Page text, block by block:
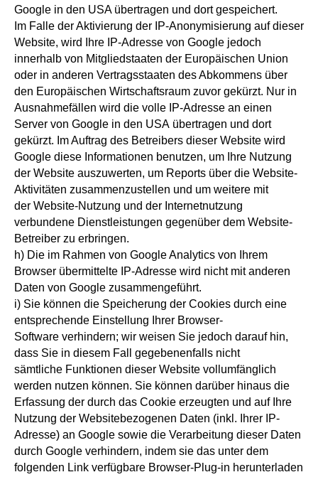
Google in den USA übertragen und dort gespeichert.
Im Falle der Aktivierung der IP-Anonymisierung auf dieser
Website, wird Ihre IP-Adresse von Google jedoch
innerhalb von Mitgliedstaaten der Europäischen Union
oder in anderen Vertragsstaaten des Abkommens über
den Europäischen Wirtschaftsraum zuvor gekürzt. Nur in
Ausnahmefällen wird die volle IP-Adresse an einen
Server von Google in den USA übertragen und dort
gekürzt. Im Auftrag des Betreibers dieser Website wird
Google diese Informationen benutzen, um Ihre Nutzung
der Website auszuwerten, um Reports über die Website-
Aktivitäten zusammenzustellen und um weitere mit
der Website-Nutzung und der Internetnutzung
verbundene Dienstleistungen gegenüber dem Website-
Betreiber zu erbringen.
h) Die im Rahmen von Google Analytics von Ihrem
Browser übermittelte IP-Adresse wird nicht mit anderen
Daten von Google zusammengeführt.
i) Sie können die Speicherung der Cookies durch eine
entsprechende Einstellung Ihrer Browser-
Software verhindern; wir weisen Sie jedoch darauf hin,
dass Sie in diesem Fall gegebenenfalls nicht
sämtliche Funktionen dieser Website vollumfänglich
werden nutzen können. Sie können darüber hinaus die
Erfassung der durch das Cookie erzeugten und auf Ihre
Nutzung der Websitebezogenen Daten (inkl. Ihrer IP-
Adresse) an Google sowie die Verarbeitung dieser Daten
durch Google verhindern, indem sie das unter dem
folgenden Link verfügbare Browser-Plug-in herunterladen